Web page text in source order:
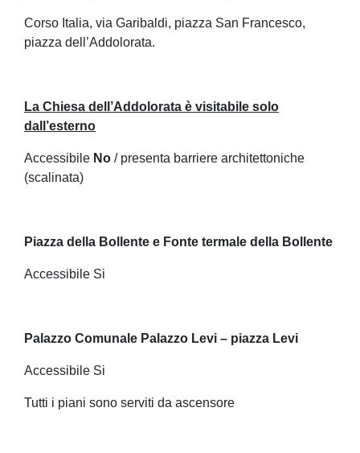
Corso Italia, via Garibaldi, piazza San Francesco,
piazza dell’Addolorata.
La Chiesa dell’Addolorata è visitabile solo
dall’esterno
Accessibile No / presenta barriere architettoniche
(scalinata)
Piazza della Bollente e Fonte termale della Bollente
Accessibile Si
Palazzo Comunale Palazzo Levi – piazza Levi
Accessibile Si
Tutti i piani sono serviti da ascensore